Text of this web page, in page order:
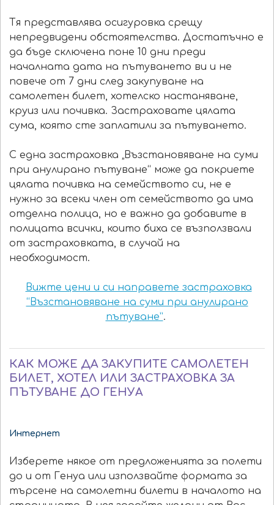
Тя представлява осигуровка срещу
непредвидени обстоятелства. Достатъчно е
да бъде сключена поне 10 дни преди
началната дата на пътуването ви и не
повече от 7 дни след закупуване на
самолетен билет, хотелско настаняване,
круиз или почивка. Застраховате цялата
сума, която сте заплатили за пътуването.
С една застраховка „Възстановяване на суми
при анулирано пътуване“ може да покриете
цялата почивка на семейството си, не е
нужно за всеки член от семейството да има
отделна полица, но е важно да добавите в
полицата всички, които биха се възползвали
от застраховката, в случай на
необходимост.
Вижте цени и си направете застраховка
“Възстановяване на суми при анулирано
пътуване”.
КАК МОЖЕ ДА ЗАКУПИТЕ САМОЛЕТЕН
БИЛЕТ, ХОТЕЛ ИЛИ ЗАСТРАХОВКА ЗА
ПЪТУВАНЕ ДО ГЕНУА
Интернет
Изберете някое от предложенията за полети
до и от Генуа или използвайте формата за
търсене на самолетни билети в началото на